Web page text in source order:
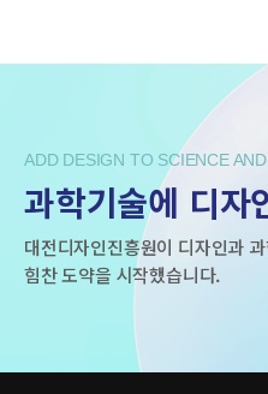
ADD DESIGN TO SCIENCE
과학기술에 디자
대전디자인진흥원이 디자인과
힘찬 도약을 시작했습니다.